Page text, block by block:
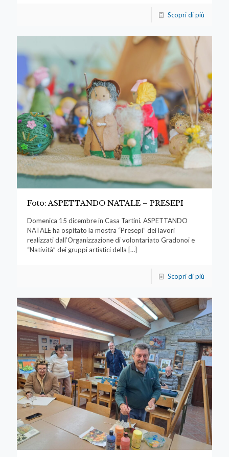
Scopri di più
Foto: ASPETTANDO NATALE – PRESEPI
Domenica 15 dicembre in Casa Tartini. ASPETTANDO
NATALE ha ospitato la mostra “Presepi” dei lavori
realizzati dall’Organizzazione di volontariato Gradonoi e
“Natività” dei gruppi artistici della […]
Scopri di più